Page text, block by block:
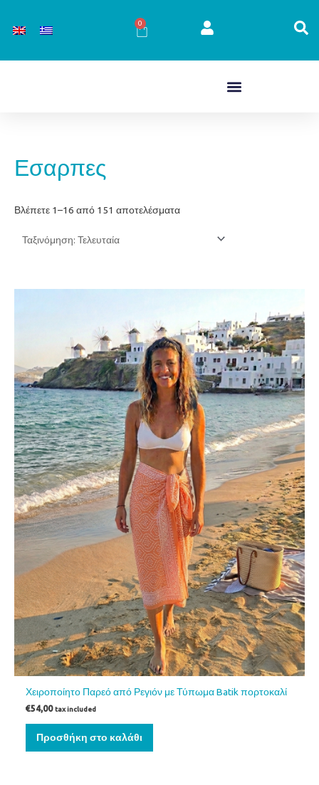
στο
0
Cart
Εσαρπες
Βλέπετε 1–16 από 151 αποτελέσματα
Χειροποίητο Παρεό από Ρεγιόν με Τύπωμα Batik πορτοκαλί
€54,00 tax included
Προσθήκη στο καλάθι